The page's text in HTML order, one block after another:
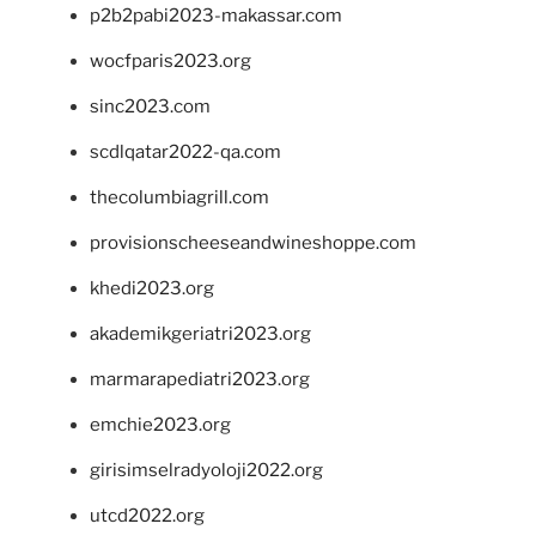
p2b2pabi2023-makassar.com
wocfparis2023.org
sinc2023.com
scdlqatar2022-qa.com
thecolumbiagrill.com
provisionscheeseandwineshoppe.com
khedi2023.org
akademikgeriatri2023.org
marmarapediatri2023.org
emchie2023.org
girisimselradyoloji2022.org
utcd2022.org